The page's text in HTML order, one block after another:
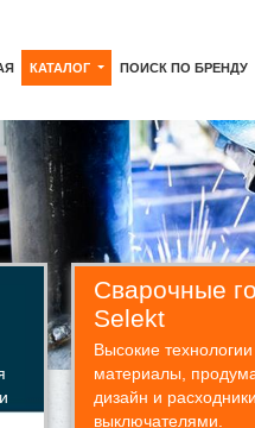
КАТАЛОГ ПОИСК ПО БРЕНДУ
Сварочные
Selekt
Высокие
материалы,
дизайн и
выключателями.